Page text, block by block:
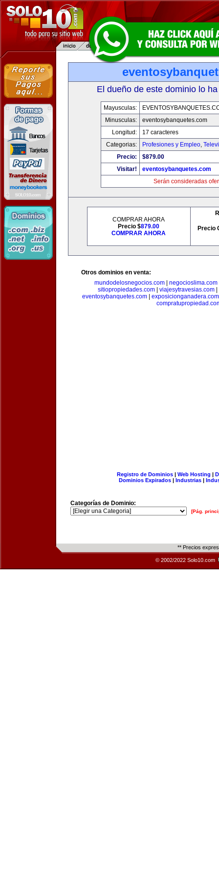
El dueño de este dominio lo
Mayusculas:
Minusculas:
eventosybanquetes.com
Longitud:
17 caracteres
Categorias:
Profesiones y Empleo,
Precio:
$879.00
Visitar!
eventosybanquetes.com
Serán consideradas
COMPRAR AHORA
Precio $879.00
COMPRAR AHORA
Precio
Otros dominios en venta:
mundodelosnegocios.com| negocioslima.com
sitiopropiedades.com| viajesytravesias.com|
eventosybanquetes.com| exposicionganadera.com
Registro de Dominios| Web Hosting |
Dominios Expirados | Industrias |
Categorías de Dominio:
[Pág.
** Precios
© 2002/2022 Solo10.com